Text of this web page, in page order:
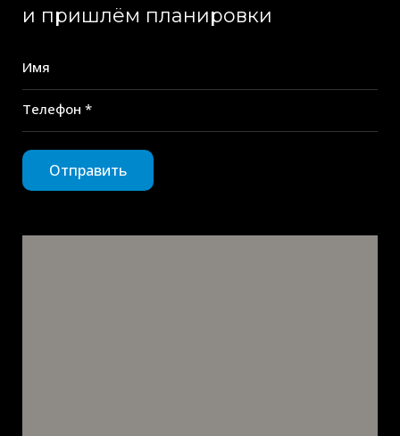
и пришлём планировки
Имя
Телефон *
Отправить